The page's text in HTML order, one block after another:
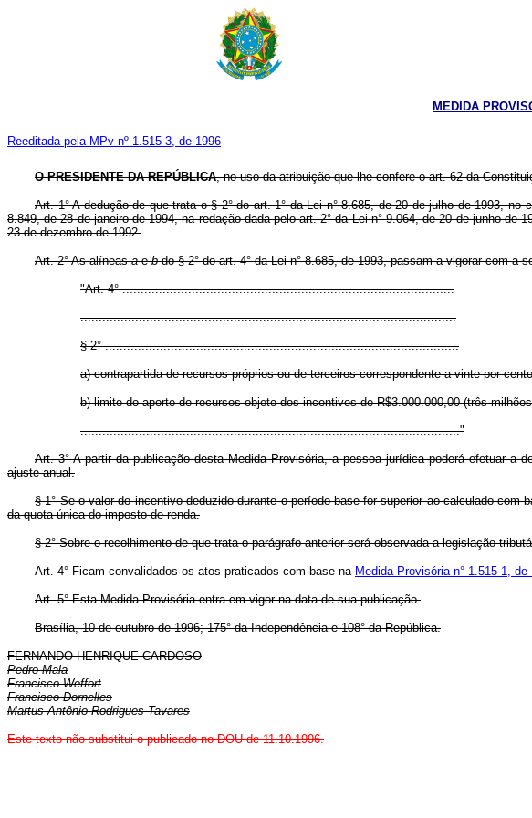
MEDIDA
Reeditada pela MPv nº 1.515-3, de 1996
O PRESIDENTE DA REPÚBLICA, no uso da atribuição que lhe confere o art. 62 da
Art. 1° A dedução de que trata o § 2° do art. 1° da Lei n° 8.685, de 20 de julho de 1993,
8.849, de 28 de janeiro de 1994, na redação dada pelo art. 2° da Lei n° 9.064, de 20 de junho
23 de dezembro de 1992.
Art. 2° As alíneasaebdo § 2° do art. 4° da Lei n° 8.685, de 1993, passam a vigorar com a
"Art. 4° ...........................................................................................
.......................................................................................................
§ 2° .................................................................................................
a) contrapartida de recursos próprios ou de terceiros correspondente a vinte por
b) limite do aporte de recursos objeto dos incentivos de R$3.000.000,00 (três
........................................................................................................"
Art. 3° A partir da publicação desta Medida Provisória, a pessoa jurídica poderá efetuar a
ajuste anual.
§ 1° Se o valor do incentivo deduzido durante o período-base for superior ao calculado
da quota única do imposto de renda.
§ 2° Sobre o recolhimento de que trata o parágrafo anterior será observada a legislação
Art. 4° Ficam convalidados os atos praticados com base naMedida Provisória n° 1.515-1,
Art. 5° Esta Medida Provisória entra em vigor na data de sua publicação.
Brasília, 10 de outubro de 1996; 175° da Independência e 108° da República.
FERNANDO HENRIQUE CARDOSO
Pedro Mala
Francisco Weffort
Francisco Dornelles
Martus Antônio Rodrigues Tavares
Este texto não substitui o publicado no DOU de 11.10.1996.